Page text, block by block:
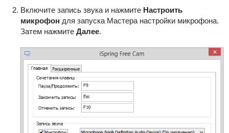
Включите запись звука и нажмитеНастроить
микрофон для запуска Мастера настройки микрофона.
Затем нажмите Далее.